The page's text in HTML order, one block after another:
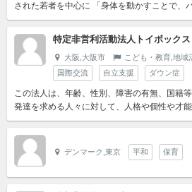
された若者を中心に 「身体を動かすことで、
る」 ムーブメント 運動
特定非営利活動法人トイボックス
大阪,大阪市
こども・教育,地域
国際交流
自立支援 ダウン症
この法人は、年齢、性別、障害の有無、国籍
発達を求める人々に対して、人格や個性や才
境の提供や、スポーツや芸術、エンターテイ
デンマーク,東京 平和 保育